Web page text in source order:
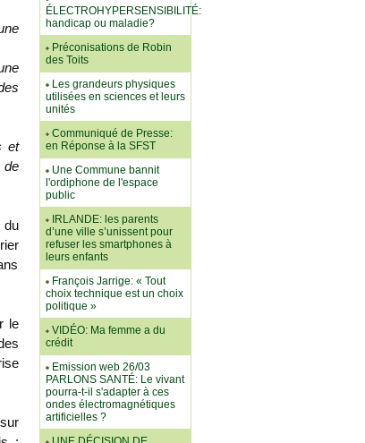
et
du
le
ÉLECTROHYPERSENSIBILITÉ:
handicap ou maladie?
Préconisations de Robin
des Toits
Les grandeurs physiques
utilisées en sciences et leurs
unités
Communiqué de Presse:
en Réponse à la SFST
Une Commune bannit
l'ordiphone de l'espace
public
IRLANDE: les parents
d’une ville s’unissent pour
refuser les smartphones à
leurs enfants
François Jarrige: « Tout
choix technique est un choix
politique »
VIDÉO: Ma femme a du
crédit
Emission web 26/03
PARLONS SANTÉ: Le vivant
pourra-t-il s'adapter à ces
ondes électromagnétiques
artificielles ?